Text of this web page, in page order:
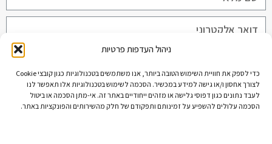
ניהול העדפות פרטיות
כדי לספק את חוויית השימוש הטובה ביותר, אנו משתמשים בטכנולוגיות כגון קובצי Cookie
לצורך אחסון ו/או גישה למידע במכשיר. הסכמה לשימוש בטכנולוגיות אלו תאפשר לנו
לעבד נתונים כגון דפוסי גלישה או מזהים ייחודיים באתר זה. אי-מתן הסכמה או ביטול
הסכמה עלולים להשפיע על זמינותם ותפקודם של חלק מהשירותים והפונקציות באתר.
שליחה